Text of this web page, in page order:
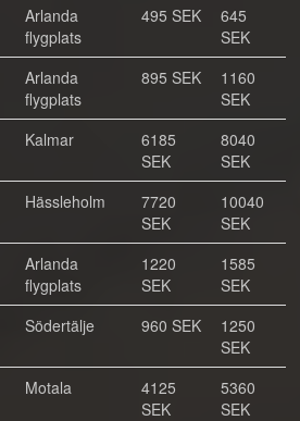
Arlanda
flygplats
495 SEK
645
SEK
Arlanda
flygplats
895 SEK
1160
SEK
Kalmar
6185
SEK
8040
SEK
Hässleholm
7720
SEK
10040
SEK
Arlanda
flygplats
1220
SEK
1585
SEK
Södertälje 960 SEK
1250
SEK
Motala
4125
SEK
5360
SEK